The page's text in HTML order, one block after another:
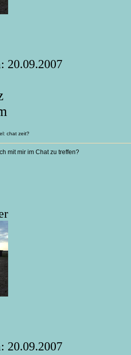
20.09.2007
chat zeit?
mit mir im Chat zu treffen?
20.09.2007